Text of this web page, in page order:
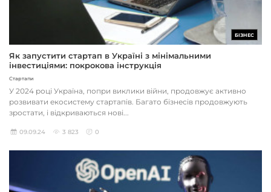
БІЗНЕС
Як запустити стартап в Україні з мінімальними
інвестиціями: покрокова інструкція
Стартапи
У 2024 році Україна, попри виклики війни, продовжує активно
розвивати екосистему стартапів. Багато бізнесів продовжують
зростати, і відкриваються нові...
09.09.24 3 823 0